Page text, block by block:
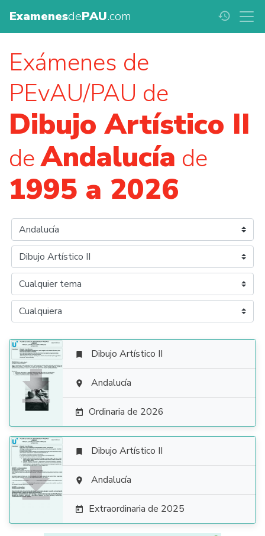
ExamenesdePAU.com history
Exámenes de
PEvAU/PAU de
Dibujo Artístico II
deAndalucía de
1995 a 2026

 Dibujo Artístico II
 Andalucía
 Ordinaria de 2026

 Dibujo Artístico II
 Andalucía
 Extraordinaria de 2025